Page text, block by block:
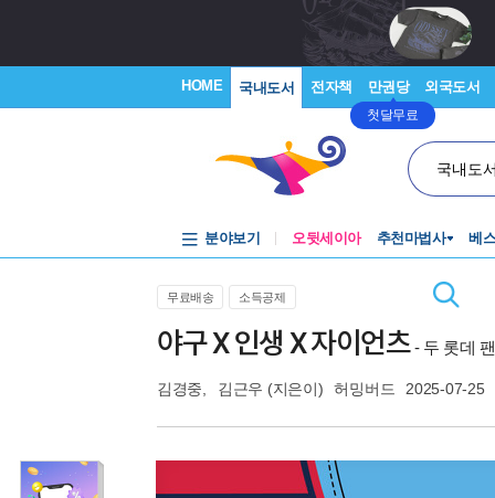
HOME 국내도서 전자책 만권당
첫달무료
외국도서
국내도
분야보기 오뒷세이아 추천마법사 베
무료배송 소득공제
야구 X 인생 X 자이언츠- 두 롯데
김경중 김근우 (지은이) 허밍버드 2025-07-25